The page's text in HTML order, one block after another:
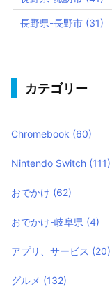
長野県-長野市 (31)
カテゴリー
Chromebook (60)
Nintendo Switch (111)
おでかけ (62)
おでかけ-岐阜県 (4)
アプリ、サービス (20)
グルメ (132)